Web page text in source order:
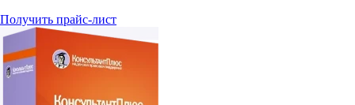
Получить прайс-лист